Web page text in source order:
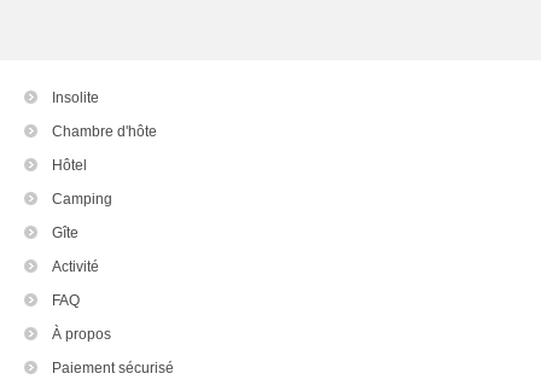
Insolite
Chambre d'hôte
Hôtel
Camping
Gîte
Activité
FAQ
À propos
Paiement sécurisé